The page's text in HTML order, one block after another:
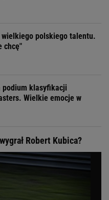
polskiego talentu.
chcę"
podium klasyfikacji
Wielkie emocje w
Robert Kubica?